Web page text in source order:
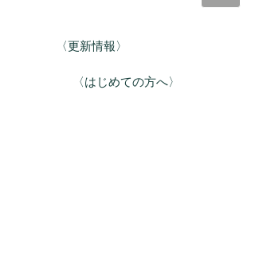
〈更新情報〉
〈はじめての方へ〉